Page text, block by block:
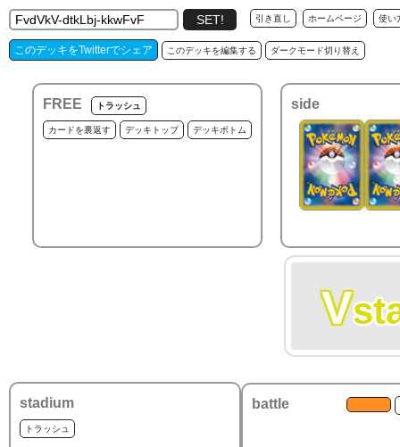
引き直し ホームページ 使い
このデッキをTwitterでシェア このデッキを編集する ダークモード切り替え
FREE トラッシュ
カードを裏返す デッキトップ デッキボトム
side
V
stadium
トラッシュ
battle